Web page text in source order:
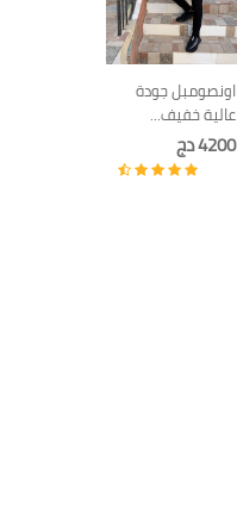
اونصومبل جودة
عالية خفيف...
4200 دج